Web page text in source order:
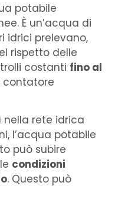
potabile
È un’acqua di
idrici prelevano,
rispetto delle
costanti fino al
contatore
rete idrica
l’acqua potabile
può subire
condizioni
. Questo può